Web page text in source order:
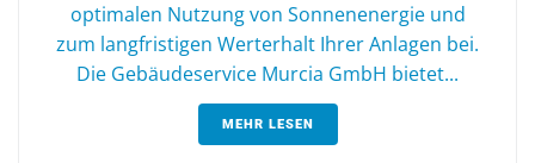
optimalen Nutzung von Sonnenenergie und
zum langfristigen Werterhalt Ihrer Anlagen bei.
Die Gebäudeservice Murcia GmbH bietet...
MEHR LESEN